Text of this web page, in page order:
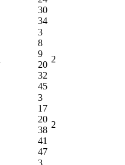
30
34
3
8
9
20
32
45
2
3
17
20
38
41
47
2
3